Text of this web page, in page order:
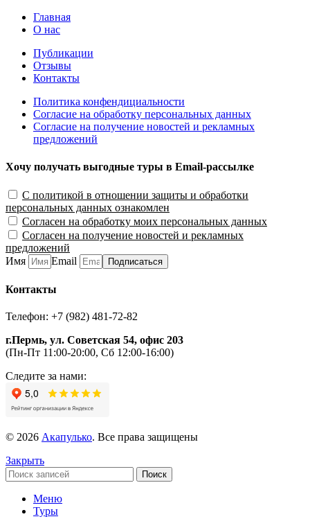
Главная
О нас
Публикации
Отзывы
Контакты
Политика конфендициальности
Согласие на обработку персональных данных
Согласие на получение новостей и рекламных
предложений
Хочу получать выгодные туры в Email-рассылке
С политикой в отношении защиты и обработки
персональных данных ознакомлен
Согласен на обработку моих персональных данных
Согласен на получение новостей и рекламных
предложений
Имя
Email Подписаться
Контакты
Телефон: +7 (982) 481-72-82
г.Пермь, ул. Советская 54, офис 203
(Пн-Пт 11:00-20:00, Сб 12:00-16:00)
Следите за нами:
© 2026 Акапулько. Все права защищены
Закрыть
Поиск
Меню
Туры